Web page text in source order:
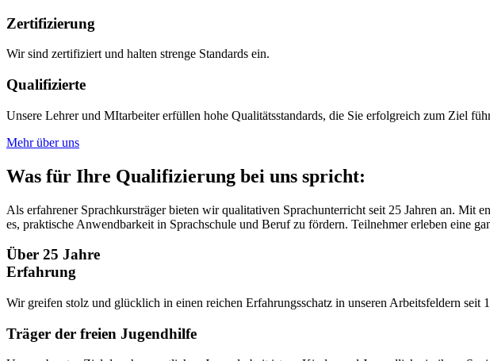
Zertifizierung
Wir sind zertifiziert und halten strenge Standards ein.
Qualifizierte
Unsere Lehrer und MItarbeiter erfüllen hohe Qualitätsstandards, die Sie erfolgreich zum Ziel
Mehr über uns
Was für Ihre Qualifizierung bei uns spricht:
Als erfahrener Sprachkursträger bieten wir qualitativen Sprachunterricht seit 25 Jahren an.
es, praktische Anwendbarkeit in Sprachschule und Beruf zu fördern. Teilnehmer erleben eine
Über 25 Jahre
Erfahrung
Wir greifen stolz und glücklich in einen reichen Erfahrungsschatz in unseren Arbeitsfeldern seit
Träger der freien Jugendhilfe